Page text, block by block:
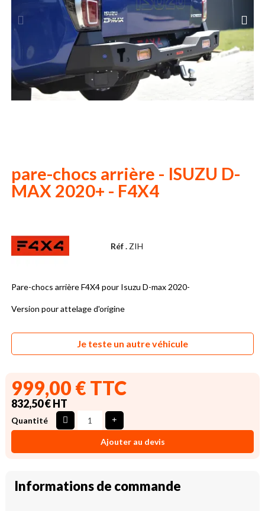
pare-chocs arrière - ISUZU D-
MAX 2020+ - F4X4
Réf . ZIH
Pare-chocs arrière F4X4 pour Isuzu D-max 2020-
Version pour attelage d'origine
Je teste un autre véhicule
999,00 € TTC
832,50 € HT
Quantité
Ajouter au devis
Informations de commande